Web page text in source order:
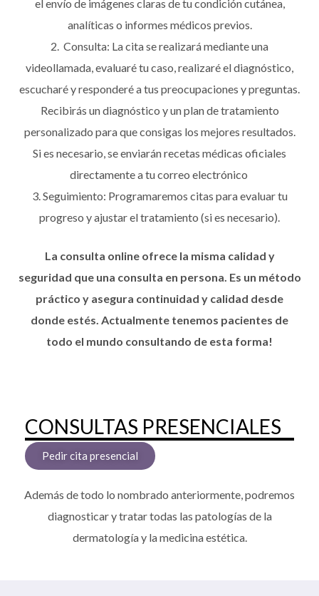
el envío de imágenes claras de tu condición cutánea,
analíticas o informes médicos previos.
Consulta: La cita se realizará mediante una
videollamada, evaluaré tu caso, realizaré el diagnóstico,
escucharé y responderé a tus preocupaciones y preguntas.
Recibirás un diagnóstico y un plan de tratamiento
personalizado para que consigas los mejores resultados.
Si es necesario, se enviarán recetas médicas oficiales
directamente a tu correo electrónico
Seguimiento: Programaremos citas para evaluar tu
progreso y ajustar el tratamiento (si es necesario).
La consulta online ofrece la misma calidad y
seguridad que una consulta en persona. Es un método
práctico y asegura continuidad y calidad desde
donde estés. Actualmente tenemos pacientes de
todo el mundo consultando de esta forma!
CONSULTAS PRESENCIALES
Pedir cita presencial
Además de todo lo nombrado anteriormente, podremos
diagnosticar y tratar todas las patologías de la
dermatología y la medicina estética.